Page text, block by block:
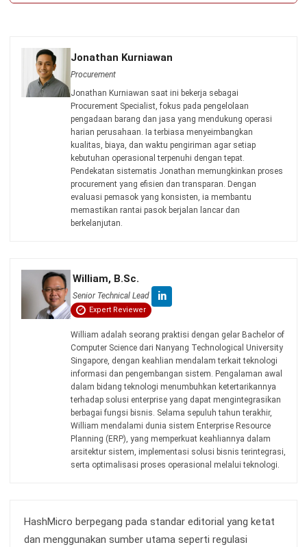
TRANSPORT MANAGEMENT
First Mile Delivery: Strategi, Tantangan
& Solusi Logistik
Jonathan Kurniawan - 13/03/2026
TRANSPORT MANAGEMENT
Middle Mile Delivery: Strategi Efisiensi
Rantai Pasok Bisnis
Jonathan Kurniawan- 13/03/2026
Mulai demo gratis hari ini tanpa komitmen. Dapatkan solusi terbaik